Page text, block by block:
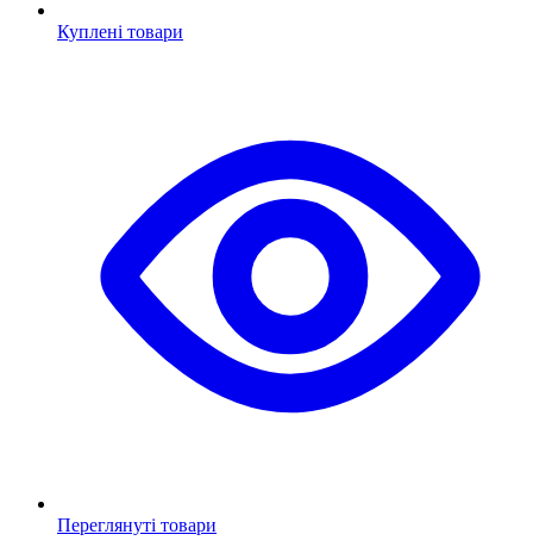
Куплені товари
Переглянуті товари